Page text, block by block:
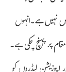
نہیں ہے۔انہوں
پر پہنچ چکی ہے۔